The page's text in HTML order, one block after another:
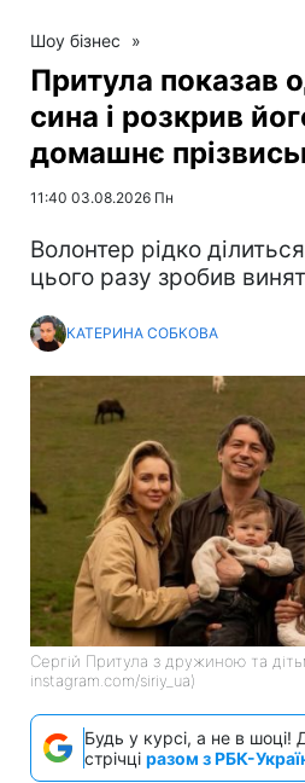
Шоу бізнес »
Притула показав
сина і розкрив
домашнє
11:40 03.08.2026 Пн
Волонтер рідко
цього разу зробив
КАТЕРИНА СОБКОВА
Сергій Притула з дружиною та
instagram.com/siriy_ua)
Будь у курсі, а не в шоці!
стрічці разом з РБК-